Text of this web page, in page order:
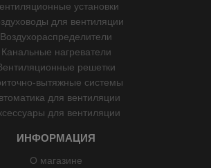
установки
для вентиляции
Воздухораспределители
Канальные нагреватели
решетки
вытяжные системы
для вентиляции
для вентиляции
ИНФОРМАЦИЯ
О магазине